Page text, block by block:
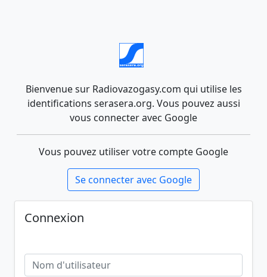
Bienvenue sur Radiovazogasy.com qui utilise les
identifications serasera.org. Vous pouvez aussi
vous connecter avec Google
Vous pouvez utiliser votre compte Google
Se connecter avec Google
Connexion